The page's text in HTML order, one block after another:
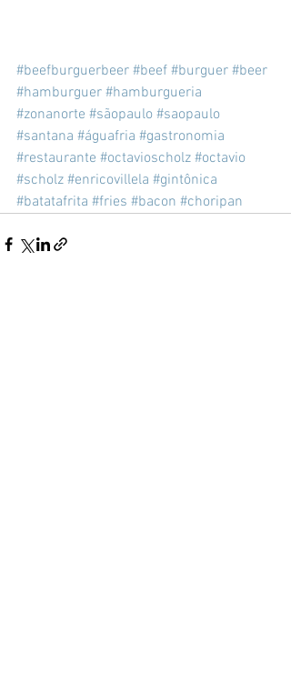
#beefburguerbeer #beef #burguer #beer
#hamburguer #hamburgueria
#zonanorte #sãopaulo #saopaulo
#santana #águafria #gastronomia
#restaurante #octavioscholz #octavio
#scholz #enricovillela #gintônica
#batatafrita #fries #bacon #choripan